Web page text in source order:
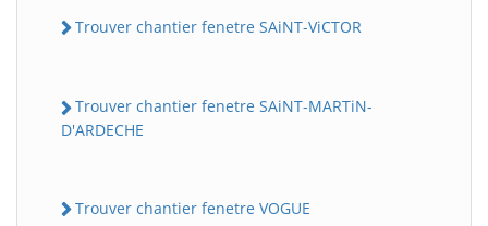
Trouver chantier fenetre SAiNT-ViCTOR
Trouver chantier fenetre SAiNT-MARTiN-
D'ARDECHE
Trouver chantier fenetre VOGUE